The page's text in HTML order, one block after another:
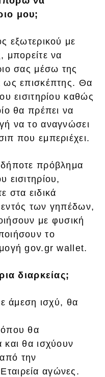
μου;
εξωτερικού με
μπορείτε να
σας μέσω της
επισκέπτης. Θα
εισιτηρίου καθώς
θα πρέπει να
να το αναγνώσει
που εμπεριέχει.
πρόβλημα
εισιτηρίου,
στα ειδικά
των γηπέδων,
με φυσική
το
gov.gr wallet.
διαρκείας;
άμεση ισχύ, θα
θα
και θα ισχύουν
την
αγώνες.